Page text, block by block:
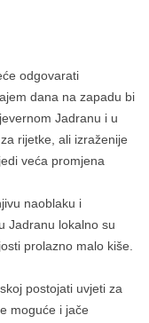
odgovarati
dana na zapadu bi
Jadranu i u
rijetke, ali izraženije
veća promjena
naoblaku i
Jadranu lokalno su
prolazno malo kiše.
postojati uvjeti za
moguće i jače